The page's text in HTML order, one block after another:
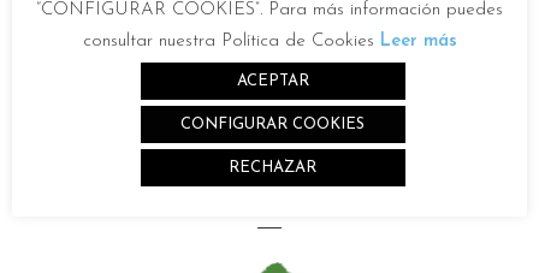
59
campos de futebol
Ventilador de tecto
“CONFIGURAR COOKIES”. Para más información puedes
consultar nuestra Política de Cookies Leer más
ACEPTAR
CONFIGURAR COOKIES
RECHAZAR